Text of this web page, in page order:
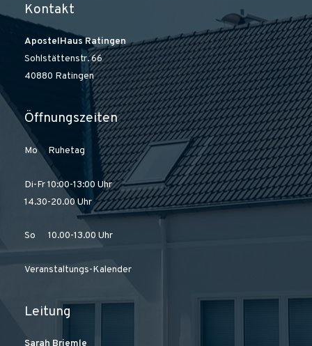
Kontakt
ApostelHaus Ratingen
Sohlstättenstr. 66
40880 Ratingen
Öffnungszeiten
Mo Ruhetag
Di-Fr 10:00-13:00 Uhr
14.30-20.00 Uhr
So 10.00-13.00 Uhr
Veranstaltungs-Kalender
Leitung